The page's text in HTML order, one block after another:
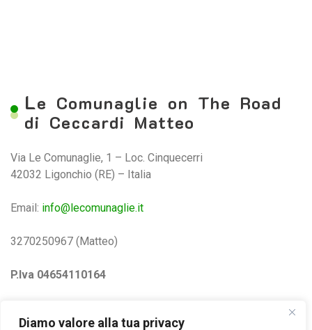
Diamo valore alla tua privacy
Le Comunaglie on The Road
di Ceccardi Matteo
Via Le Comunaglie, 1 – Loc. Cinquecerri
42032 Ligonchio (RE) – Italia
Email: info@lecomunaglie.it
3270250967 (Matteo)
P.Iva 04654110164